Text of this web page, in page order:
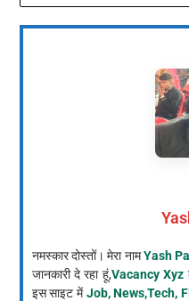
नमस्कार दोस्तों। मेरा नामYash
जानकारी दे रहा हूं,Vacancy Xyz
इस साइट मेंJob, News,Tech,